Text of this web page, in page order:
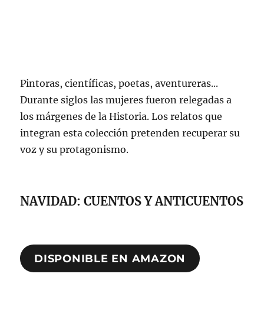
Pintoras, científicas, poetas, aventureras...
Durante siglos las mujeres fueron relegadas a
los márgenes de la Historia. Los relatos que
integran esta colección pretenden recuperar su
voz y su protagonismo.
NAVIDAD: CUENTOS Y ANTICUENTOS
DISPONIBLE EN AMAZON